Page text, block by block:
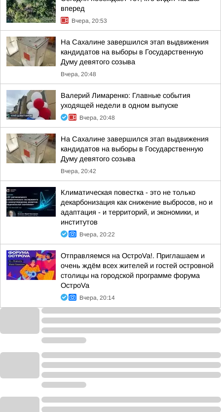
вперед
Вчера, 20:53
На Сахалине завершился этап выдвижения
кандидатов на выборы в Государственную
Думу девятого созыва
Вчера, 20:48
Валерий Лимаренко: Главные события
уходящей недели в одном выпуске
Вчера, 20:48
На Сахалине завершился этап выдвижения
кандидатов на выборы в Государственную
Думу девятого созыва
Вчера, 20:42
Климатическая повестка - это не только
декарбонизация как снижение выбросов, но и
адаптация - и территорий, и экономики, и
институтов
Вчера, 20:22
Отправляемся на ОстроVa!. Приглашаем и
очень ждём всех жителей и гостей островной
столицы на городской программе форума
ОстроVa
Вчера, 20:14